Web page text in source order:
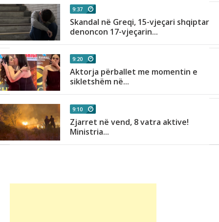
9:37
Skandal në Greqi, 15-vjeçari shqiptar
denoncon 17-vjeçarin...
9:20
Aktorja përballet me momentin e
sikletshëm në...
9:10
Zjarret në vend, 8 vatra aktive!
Ministria...